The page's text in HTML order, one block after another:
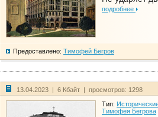
подробнее
Предоставлено: Тимофей Бегров
13.04.2023 | 6 Кбайт | просмотров: 1298
Тип:
Тимофея Бегрова